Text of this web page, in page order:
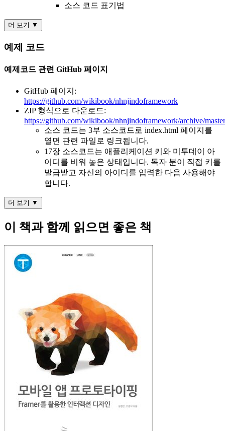
소스 코드 표기법
더 보기 ▼
예제 코드
예제코드 관련 GitHub 페이지
GitHub 페이지:
https://github.com/wikibook/nhnjindoframework
ZIP 형식으로 다운로드:
https://github.com/wikibook/nhnjindoframework/archive/
소스 코드는 3부 소스코드로 index.html 페이지를
열면 관련 파일로 링크됩니다.
17장 소스코드는 애플리케이션 키와 미투데이 아
이디를 비워 놓은 상태입니다. 독자 분이 직접 키를
발급받고 자신의 아이디를 입력한 다음 사용해야
합니다.
더 보기 ▼
이 책과 함께 읽으면 좋은 책